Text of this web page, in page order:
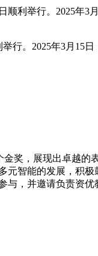
利举行。2025年3
行。2025年3月15
奖，展现出卓越的
元智能的发展，积
与，并邀请负责资